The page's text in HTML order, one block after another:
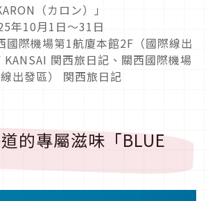
（カロン）」
年10月1日～31日
際機場第1航廈本館2F（國際線出
関西旅日記、關西國際機場
出發區） 関西旅日記
的專屬滋味「BLUE